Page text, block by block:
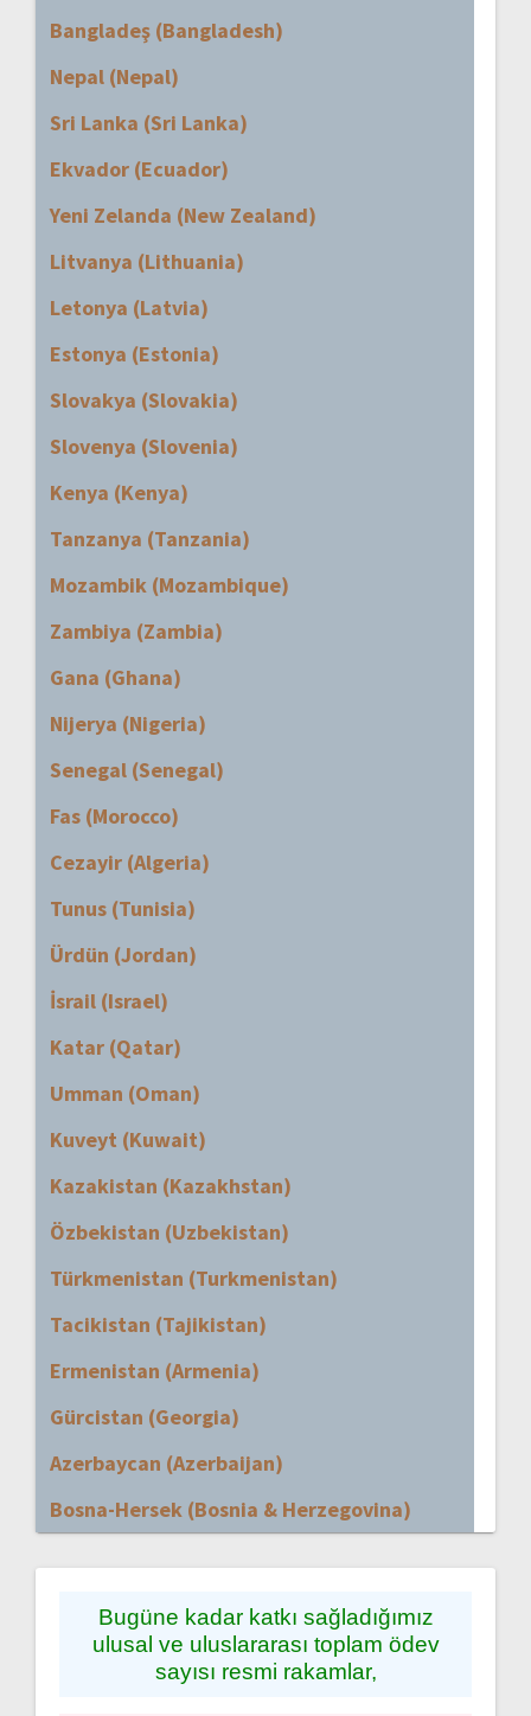
Bangladeş (Bangladesh)
Nepal (Nepal)
Sri Lanka (Sri Lanka)
Ekvador (Ecuador)
Yeni Zelanda (New Zealand)
Litvanya (Lithuania)
Letonya (Latvia)
Estonya (Estonia)
Slovakya (Slovakia)
Slovenya (Slovenia)
Kenya (Kenya)
Tanzanya (Tanzania)
Mozambik (Mozambique)
Zambiya (Zambia)
Gana (Ghana)
Nijerya (Nigeria)
Senegal (Senegal)
Fas (Morocco)
Cezayir (Algeria)
Tunus (Tunisia)
Ürdün (Jordan)
İsrail (Israel)
Katar (Qatar)
Umman (Oman)
Kuveyt (Kuwait)
Kazakistan (Kazakhstan)
Özbekistan (Uzbekistan)
Türkmenistan (Turkmenistan)
Tacikistan (Tajikistan)
Ermenistan (Armenia)
Gürcistan (Georgia)
Azerbaycan (Azerbaijan)
Bosna-Hersek (Bosnia & Herzegovina)
Bugüne kadar katkı sağladığımız
ulusal ve uluslararası toplam ödev
sayısı resmi rakamlar,